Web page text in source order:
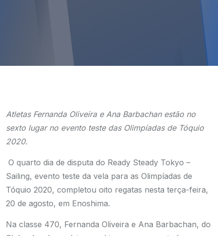
Atletas Fernanda Oliveira e Ana Barbachan estão no
sexto lugar no evento teste das Olimpíadas de Tóquio
2020.
O quarto dia de disputa do Ready Steady Tokyo –
Sailing, evento teste da vela para as Olimpíadas de
Tóquio 2020, completou oito regatas nesta terça-feira,
20 de agosto, em Enoshima.
Na classe 470, Fernanda Oliveira e Ana Barbachan, do